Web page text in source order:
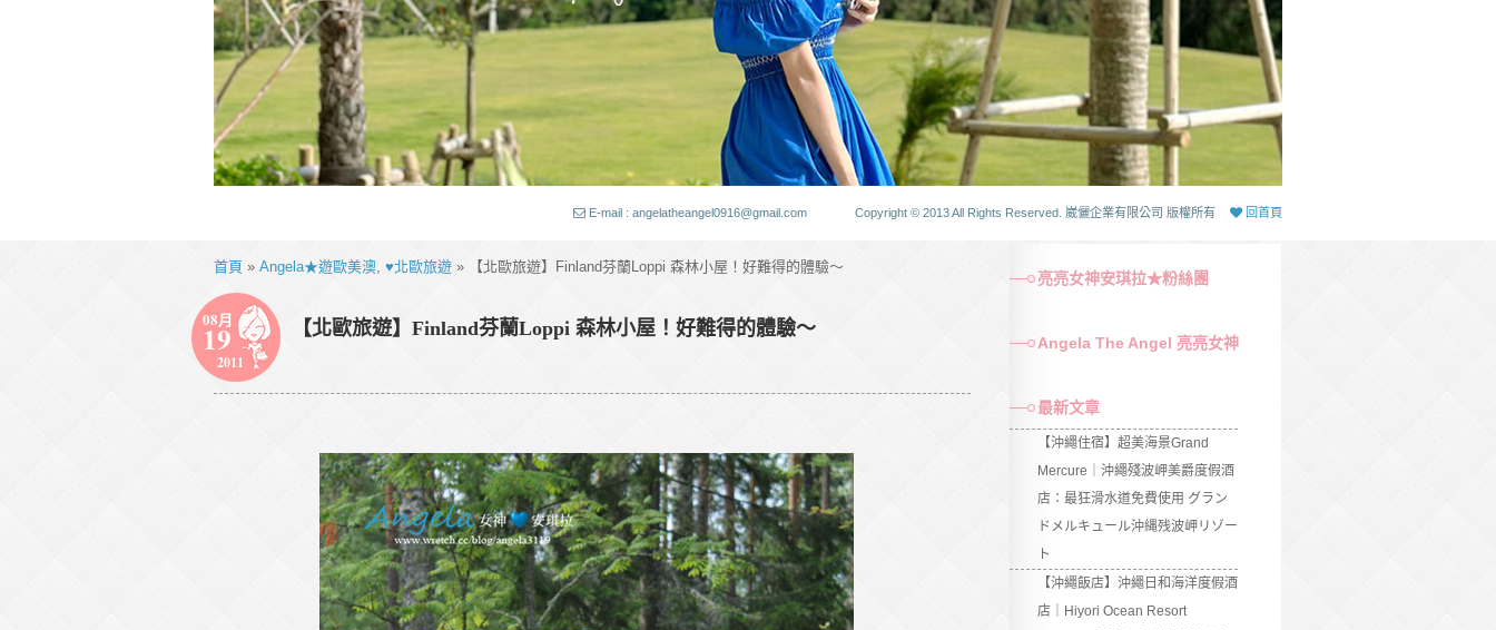
E-mail : angelatheangel0916@gmail.com Copyright © 2013 All Rights Reserved. 崴儷企業有限公司 版權所有 回首頁
首頁 » Angela★遊歐美澳, ♥北歐旅遊 » 【北歐旅遊】Finland芬蘭Loppi 森林小屋！好難得的體驗～
08月
19
2011
【北歐旅遊】Finland芬蘭Loppi 森林小屋！好難得的體驗～
亮亮女神安琪拉★粉絲團
Angela The Angel 亮亮女神
最新文章
【沖繩住宿】超美海景Grand
Mercure｜沖繩殘波岬美爵度假酒
店：最狂滑水道免費使用 グラン
ドメルキュール沖縄残波岬リゾー
ト
【沖繩飯店】沖繩日和海洋度假酒
店｜Hiyori Ocean Resort